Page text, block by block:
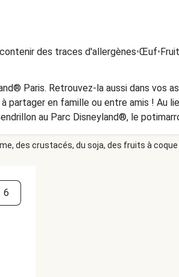
des traces d'allergènes•Œuf•
Paris. Retrouvez-la aussi dans vos
partager en famille ou entre amis ! Au
au Parc Disneyland®, le
d’étoiles au yaourt.
des crustacés, du soja, des fruits à coque
6